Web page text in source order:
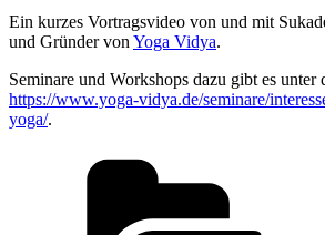
Ein kurzes Vortragsvideo von und mit
und Gründer von Yoga Vidya.
Seminare und Workshops dazu gibt es unter
https://www.yoga-vidya.de/seminare/
yoga/.